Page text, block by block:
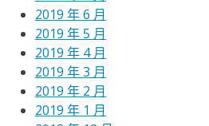
2019 年 6 月
2019 年 5 月
2019 年 4 月
2019 年 3 月
2019 年 2 月
2019 年 1 月